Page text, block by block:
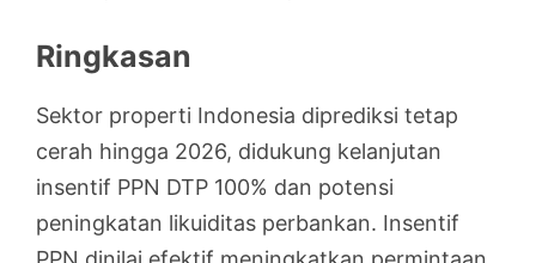
Ringkasan
Sektor properti Indonesia diprediksi tetap
cerah hingga 2026, didukung kelanjutan
insentif PPN DTP 100% dan potensi
peningkatan likuiditas perbankan. Insentif